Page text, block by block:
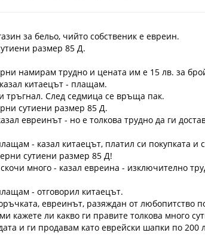
за бельо, чийто собственик е евреин.
размер 85 Д.
намирам трудно и цената им е 15 лв. за
китаецът - плащам.
тръгнал. След седмица се връща пак.
сутиени размер 85 Д.
евреинът - но е толкова трудно да ги
- казал китаецът, платил си покупката и
сутиени размер 85 Д!
много - казал евреина - изключително
- отговорил китаецът.
евреинът, разяждан от любопитство
кажете ли какво ги правите толкова много
и ги продавам като еврейски шапки по 200